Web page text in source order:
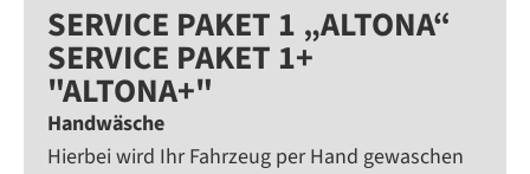
SERVICE PAKET 1 „ALTONA“
SERVICE PAKET 1+
"ALTONA+"
Handwäsche
Hierbei wird Ihr Fahrzeug per Hand gewaschen